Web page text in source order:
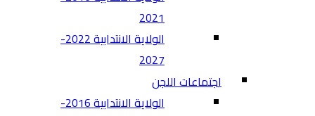
2021
الولاية الانتدابية 2022-
2027
اجتماعات اللجن
الولاية الانتدابية 2016-